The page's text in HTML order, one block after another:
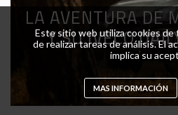
LA AVENTURA DE
Y SU IVECO
Este sitio web utiliza cookies de
de realizar tareas de análisis. El
implica su
MAS INFORMACIÓN